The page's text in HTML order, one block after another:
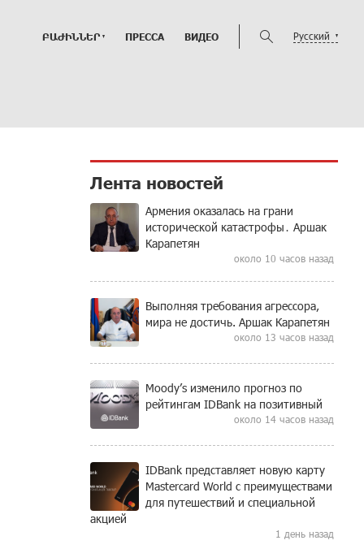
ԲԱԺԻՆՆԵՐ ПРЕССА ВИДЕО Русский
Лента новостей
Армения оказалась на грани
исторической катастрофы․ Аршак
Карапетян
около 10 часов назад
Выполняя требования агрессора,
мира не достичь. Аршак Карапетян
около 13 часов назад
Moody’s изменило прогноз по
рейтингам IDBank на позитивный
около 14 часов назад
IDBank представляет новую карту
Mastercard World с преимуществами
для путешествий и специальной
акцией
1 день назад